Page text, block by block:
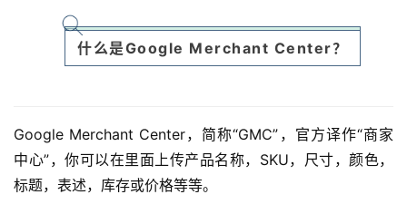
什么是Google Merchant Center？
Google Merchant Center，简称“GMC”，官方译作“商家
中心”，你可以在里面上传产品名称，SKU，尺寸，颜色，
标题，表述，库存或价格等等。